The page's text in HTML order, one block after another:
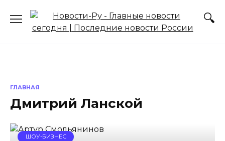
содержанию
ГЛАВНАЯ
Дмитрий Ланской
ШОУ-БИЗНЕС